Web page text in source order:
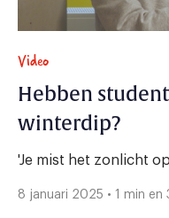
Video
Hebben
winterdip?
'Je mist het zonlicht
8 januari 2025 • 1 min en